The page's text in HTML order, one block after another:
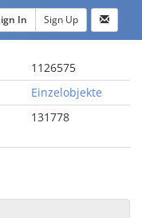
In Sign Up
1126575
Einzelobjekte
131778